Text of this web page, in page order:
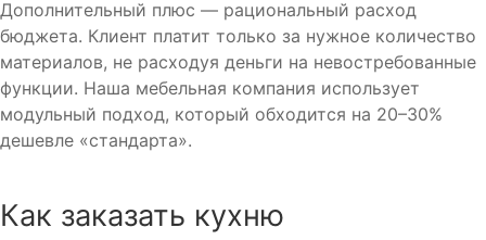
Дополнительный плюс — рациональный расход
бюджета. Клиент платит только за нужное количество
материалов, не расходуя деньги на невостребованные
функции. Наша мебельная компания использует
модульный подход, который обходится на 20–30%
дешевле «стандарта».
Как заказать кухню